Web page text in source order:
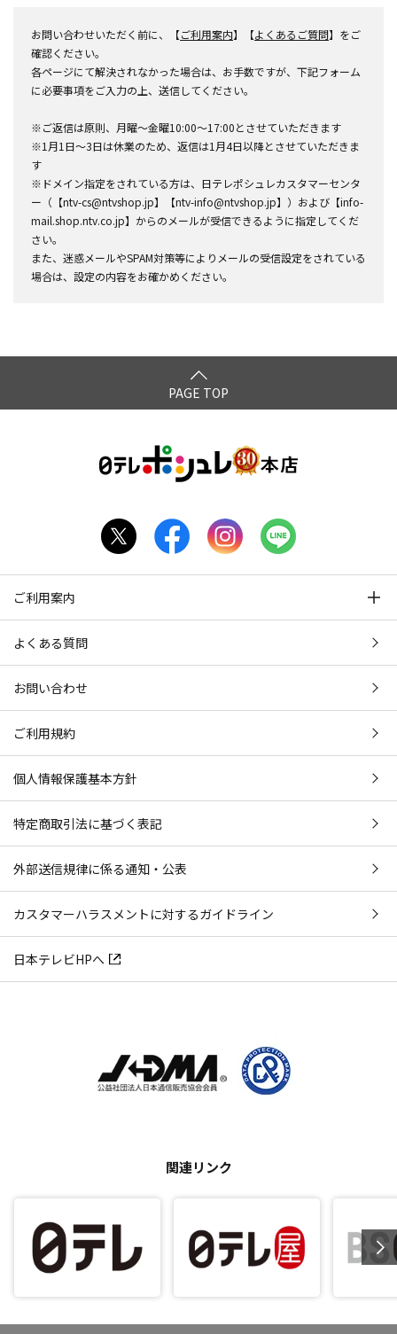
お問い合わせいただく前に、【ご利用案内】【よくあるご質問】をご
確認ください。
各ページにて解決されなかった場合は、お手数ですが、下記フォーム
に必要事項をご入力の上、送信してください。
※ご返信は原則、月曜～金曜10:00～17:00とさせていただきます
※1月1日～3日は休業のため、返信は1月4日以降とさせていただきま
す
※ドメイン指定をされている方は、日テレポシュレカスタマーセンタ
ー（【ntv-cs@ntvshop.jp】【ntv-info@ntvshop.jp】）および【info-
mail.shop.ntv.co.jp】からのメールが受信できるように指定してくだ
さい。
また、迷惑メールやSPAM対策等によりメールの受信設定をされている
場合は、設定の内容をお確かめください。
PAGE TOP
ご利用案内
よくある質問
お問い合わせ
ご利用規約
個人情報保護基本方針
特定商取引法に基づく表記
外部送信規律に係る通知・公表
カスタマーハラスメントに対するガイドライン
日本テレビHPへ
関連リンク